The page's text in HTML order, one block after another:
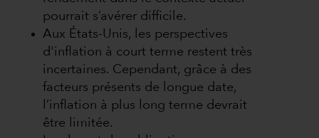
pourrait s’avérer difficile.
Aux États-Unis, les perspectives
d'inflation à court terme restent très
incertaines. Cependant, grâce à des
facteurs présents de longue date,
l’inflation à plus long terme devrait
être limitée.